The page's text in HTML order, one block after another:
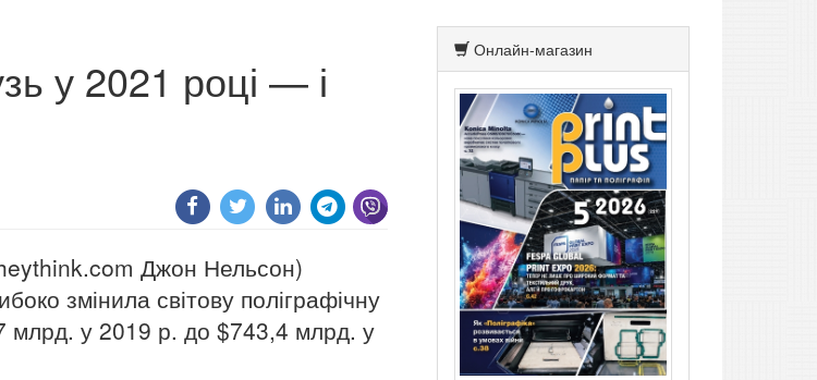
у 2021 році — і
Джон Нельсон)
змінила світову поліграфічну
млрд. у 2019 р. до $743,4 млрд. у
Онлайн-магазин